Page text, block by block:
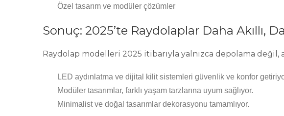
Özel tasarım ve modüler çözümler
Sonuç: 2025’te Raydolaplar Daha Akıllı,
Raydolap modelleri 2025 itibarıyla yalnızca depolama değil,
LED aydınlatma ve dijital kilit sistemleri güvenlik ve konfor
Modüler tasarımlar, farklı yaşam tarzlarına uyum sağlıyor.
Minimalist ve doğal tasarımlar dekorasyonu tamamlıyor.